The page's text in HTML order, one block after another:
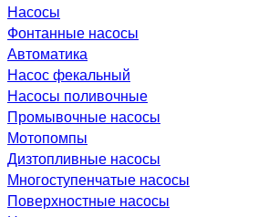
Насосы
Фонтанные насосы
Автоматика
Насос фекальный
Насосы поливочные
Промывочные насосы
Мотопомпы
Дизтопливные насосы
Многоступенчатые насосы
Поверхностные насосы